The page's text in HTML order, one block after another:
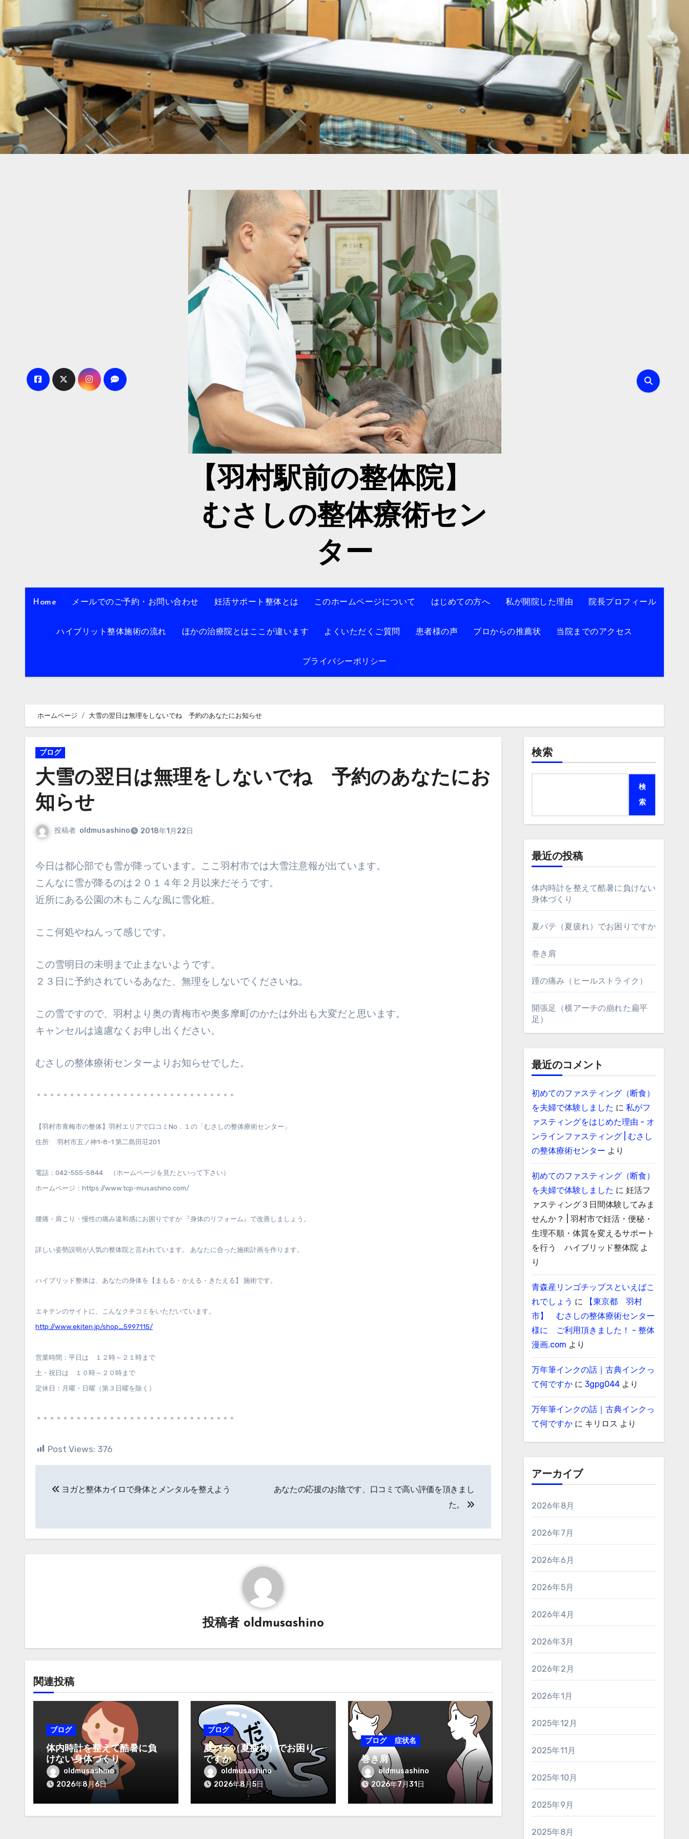
を
ス
【羽村駅前の整体院】
むさしの整体療術セン
ター
Home メールでのご予約・お問い合わせ 妊活サポート整体とは このホームページについて はじめての方へ 私が開院した理由 院長プロフィール
ハイブリット整体施術の流れ ほかの治療院とはここが違います よくいただくご質問 患者様の声 プロからの推薦状 当院までのアクセス
プライバシーポリシー
ホームページ 大雪の翌日は無理をしないでね 予約のあなたにお知らせ
ブログ
大雪の翌日は無理をしないでね 予約のあなたにお
知らせ
投稿者 oldmusashino 2018年1月22日
今日は都心部でも雪が降っています。ここ羽村市では大雪注意報が出ています。
こんなに雪が降るのは２０１４年２月以来だそうです。
近所にある公園の木もこんな風に雪化粧。
ここ何処やねんって感じです。
この雪明日の未明まで止まないようです。
２３日に予約されているあなた、無理をしないでくださいね。
この雪ですので、羽村より奥の青梅市や奥多摩町のかたは外出も大変だと思います。
キャンセルは遠慮なくお申し出ください。
むさしの整体療術センターよりお知らせでした。
＊＊＊＊＊＊＊＊＊＊＊＊＊＊＊＊＊＊＊＊＊＊＊＊＊＊＊＊＊＊
【羽村市青梅市の整体】羽村エリアで口コミNo．１の「むさしの整体療術センター」
住所: 羽村市五ノ神1-8-1 第二島田荘201
電話：042-555-5844 （ホームページを見たといって下さい）
ホームページ：https://www.tcp-musashino.com/
腰痛・肩こり・慢性の痛み違和感にお困りですか 『身体のリフォーム』で改善しましょう。
詳しい姿勢説明が人気の整体院と言われています。 あなたに合った施術計画を作ります。
ハイブリッド整体は、あなたの身体を【まもる・かえる・きたえる】 施術です。
エキテンのサイトに、こんなクチコミをいただいています。
http://www.ekiten.jp/shop_5997115/
営業時間：平日は １２時～２１時まで
土・祝日は １０時～２０時まで
定休日：月曜・日曜（第３日曜を除く）
＊＊＊＊＊＊＊＊＊＊＊＊＊＊＊＊＊＊＊＊＊＊＊＊＊＊＊＊＊＊
Post Views: 376
ビ
ヨガと整体カイロで身体とメンタルを整えよう
あなたの応援のお陰です、口コミで高い評価を頂きまし
た。
投稿者 oldmusashino
関連投稿
ブログ
体内時計を整えて酷暑に負
けない身体づくり
oldmusashino
2026年8月6日
ブログ
夏バテ（夏疲れ）でお困り
ですか
oldmusashino
2026年8月5日
ブログ 症状名
巻き肩
oldmusashino
2026年7月31日
検索
検
索
最近の投稿
体内時計を整えて酷暑に負けない
身体づくり
夏バテ（夏疲れ）でお困りですか
巻き肩
踵の痛み（ヒールストライク）
開張足（横アーチの崩れた扁平
足）
最近のコメント
初めてのファスティング（断食）
を夫婦で体験しました に 私がフ
ァスティングをはじめた理由 - オ
ンラインファスティング | むさし
の整体療術センター より
初めてのファスティング（断食）
を夫婦で体験しました に 妊活フ
ァスティング３日間体験してみま
せんか？ | 羽村市で妊活・便秘・
生理不順・体質を変えるサポート
を行う ハイブリッド整体院 よ
り
青森産リンゴチップスといえばこ
れでしょう に
【東京都 羽村
市】 むさしの整体療術センター
様に ご利用頂きました！ - 整体
漫画.com より
万年筆インクの話｜古典インクっ
て何ですかに 3gpg044より
万年筆インクの話｜古典インクっ
て何ですかに キリロス より
アーカイブ
2026年8月
2026年7月
2026年6月
2026年5月
2026年4月
2026年3月
2026年2月
2026年1月
2025年12月
2025年11月
2025年10月
2025年9月
2025年8月